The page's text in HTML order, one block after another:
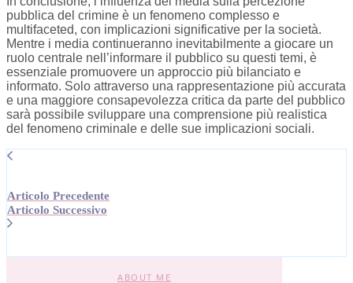
pubblica del crimine è un fenomeno complesso e
multifaceted, con implicazioni significative per la società.
Mentre i media continueranno inevitabilmente a giocare un
ruolo centrale nell’informare il pubblico su questi temi, è
essenziale promuovere un approccio più bilanciato e
informato. Solo attraverso una rappresentazione più accurata
e una maggiore consapevolezza critica da parte del pubblico
sarà possibile sviluppare una comprensione più realistica
del fenomeno criminale e delle sue implicazioni sociali.
Articolo Precedente
Articolo Successivo
ABOUT ME